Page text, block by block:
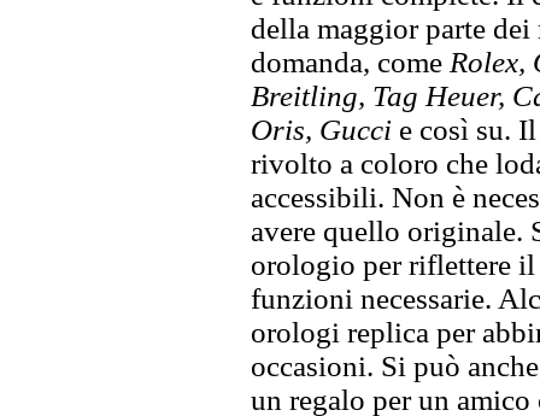
della maggior parte
domanda, come Rolex,
Breitling, Tag Heuer,
Oris, Gucci e così su.
rivolto a coloro che
accessibili. Non è
avere quello originale.
orologio per riflettere
funzioni necessarie.
orologi replica per
occasioni. Si può
un regalo per un amico